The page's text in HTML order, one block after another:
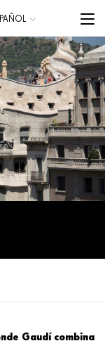
Menu
Gaudí combina